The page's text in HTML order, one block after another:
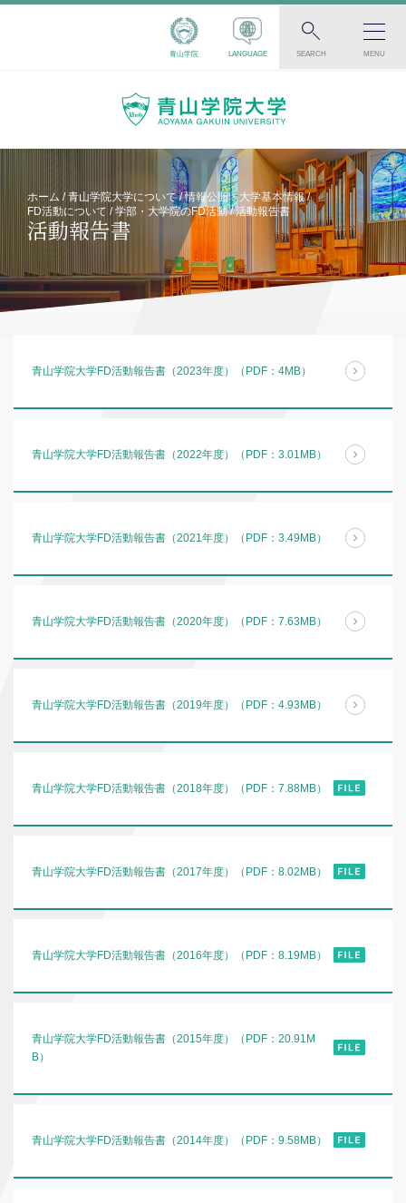
青山学院 LANGUAGE SEARCH MENU
ホーム 青山学院大学について
情報公開・大学基本情報
FD活動について
学部・大学院のFD活動 活動報告書
活動報告書
青山学院大学FD活動報告書（2023年度）（PDF：4MB）
青山学院大学FD活動報告書（2022年度）（PDF：3.01MB）
青山学院大学FD活動報告書（2021年度）（PDF：3.49MB）
青山学院大学FD活動報告書（2020年度）（PDF：7.63MB）
青山学院大学FD活動報告書（2019年度）（PDF：4.93MB）
青山学院大学FD活動報告書（2018年度）（PDF：7.88MB）
青山学院大学FD活動報告書（2017年度）（PDF：8.02MB）
青山学院大学FD活動報告書（2016年度）（PDF：8.19MB）
青山学院大学FD活動報告書（2015年度）（PDF：20.91M
B）
青山学院大学FD活動報告書（2014年度）（PDF：9.58MB）